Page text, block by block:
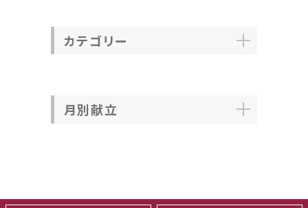
カテゴリー
月別献立